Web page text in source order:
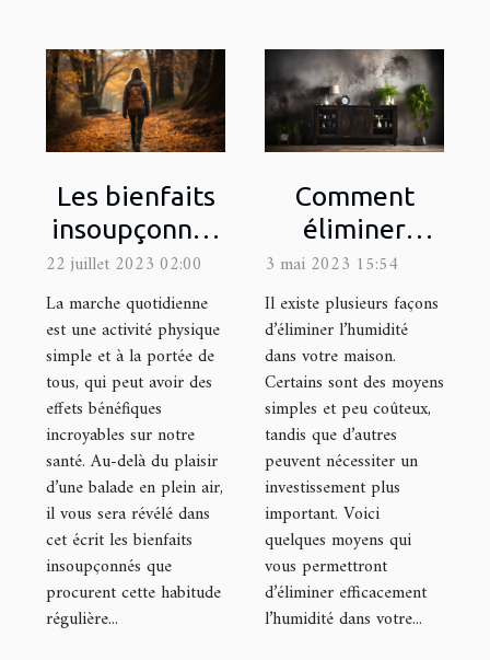
Les bienfaits
insoupçonnés
de la marche
quotidienne
22 juillet 2023 02:00
La marche quotidienne
est une activité physique
simple et à la portée de
tous, qui peut avoir des
effets bénéfiques
incroyables sur notre
santé. Au-delà du plaisir
d’une balade en plein air,
il vous sera révélé dans
cet écrit les bienfaits
insoupçonnés que
procurent cette habitude
régulière...
Comment
éliminer
efficacement
l'humidité
dans votre
maison ?
3 mai 2023 15:54
Il existe plusieurs façons
d’éliminer l’humidité
dans votre maison.
Certains sont des moyens
simples et peu coûteux,
tandis que d’autres
peuvent nécessiter un
investissement plus
important. Voici
quelques moyens qui
vous permettront
d’éliminer efficacement
l’humidité dans votre...